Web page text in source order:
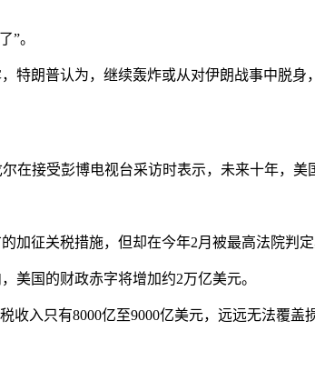
”。
朗普认为，继续轰炸或从对伊朗战事中脱身
接受彭博电视台采访时表示，未来十年，美
征关税措施，但却在今年2月被最高法院判定
国的财政赤字将增加约2万亿美元。
入只有8000亿至9000亿美元，远远无法覆盖损